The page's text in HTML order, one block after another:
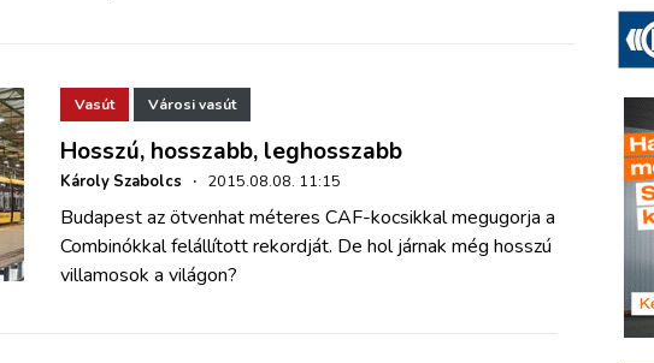
Vasút Városi vasút
Hosszú, hosszabb, leghosszabb
Károly Szabolcs · 2015.08.08. 11:15
Budapest az ötvenhat méteres CAF-kocsikkal megugorja a
Combinókkal felállított rekordját. De hol járnak még hosszú
villamosok a világon?